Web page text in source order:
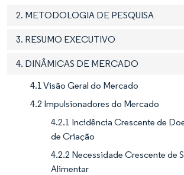
2. METODOLOGIA DE PESQUISA
3. RESUMO EXECUTIVO
4. DINÂMICAS DE MERCADO
4.1 Visão Geral do Mercado
4.2 Impulsionadores do Mercado
4.2.1 Incidência Crescente de
de Criação
4.2.2 Necessidade Crescente de
Alimentar